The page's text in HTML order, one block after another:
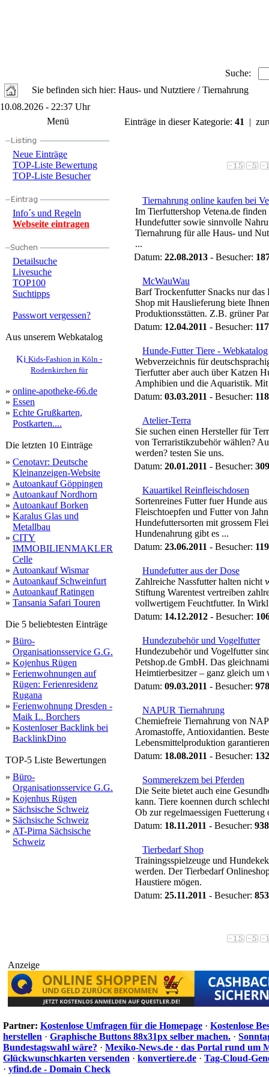
Suche:
Sie befinden sich hier: Haus- und Nutztiere / Tiernahrung
10.08.2026 - 22:37 Uhr
Menü
Neue Einträge
TOP-Liste Bewertung
TOP-Liste Besucher
Info´s und Regeln
Webseite eintragen
Detailsuche
Livesuche
TOP100
Suchtipps
Passwort vergessen?
Aus unserem Webkatalog
Kids-Fashion in Köln -
Rodenkirchen für
» online-apotheke-66.de
» Essen
» Echte Grußkarten,
Postkarten....
Die letzten 10 Einträge
» Cenotavr: Deutsche
Kleinanzeigen-Website
» Autoankauf Göppingen
» Autoankauf Nordhorn
» Autoankauf Borken
» Karalus Glas und
Metallbau
» CITY
IMMOBILIENMAKLER
Celle
» Autoankauf Wismar
» Autoankauf Schweinfurt
» Autoankauf Ratingen
» Tansania Safari Touren
Die 5 beliebtesten Einträge
» Büro-
Organisationsservice G.G.
» Kojenhus Rügen
» Ferienwohnungen auf
Rügen: Ferienresidenz
Rugana
» Ferienwohnung Dresden -
Maik L. Borchers
» Kostenloser Backlink bei
BacklinkDino
TOP-5 Liste Bewertungen
» Büro-
Organisationsservice G.G.
» Kojenhus Rügen
» Sächsische Schweiz
» Sächsische Schweiz
» AT-Pirna Sächsische
Schweiz
Einträge in dieser Kategorie: 41 |
Tiernahrung online kaufen bei
Im Tierfuttershop Vetena.de
Hundefutter sowie sinnvolle
Tiernahrung für alle Haus- und
...
Datum: 22.08.2013 - Besucher:
McWauWau
Barf Trockenfutter Snacks nur
Shop mit Hauslieferung biete
Produktionsstätten. Z.B. grüner
Datum: 12.04.2011 - Besucher:
Hunde-Futter Tiere - Webkatalog
Webverzeichnis für
Tierfutter aber auch über Katzen
Amphibien und die Aquaristik.
Datum: 03.03.2011 - Besucher:
Atelier-Terra
Sie suchen einen Hersteller für
von Terraristikzubehör wählen?
werden? testen Sie uns.
Datum: 20.01.2011 - Besucher:
Kauartikel Reinfleischdosen
Sortenreines Futter fuer Hunde
Fleischtoepfen und Futter von
Hundefuttersorten mit grossem
Hundenahrung gibt es ...
Datum: 23.06.2011 - Besucher:
Hundefutter aus der Dose
Zahlreiche Nassfutter halten nicht
Stiftung Warentest vertreiben
vollwertigem Feuchtfutter. In
Datum: 14.12.2012 - Besucher:
Hundezubehör und Vogelfutter
Hundezubehör und Vogelfutter
Petshop.de GmbH. Das
Heimtierbesitzer – ganz gleich um
Datum: 09.03.2011 - Besucher: 978
NAPUR Tiernahrung
Chemiefreie Tiernahrung von
Aromastoffe, Antioxidantien.
Lebensmittelproduktion
Datum: 18.08.2011 - Besucher:
Sommerekzem bei Pferden
Die Seite bietet auch eine
kann. Tiere koennen durch
Ob zur regelmaessigen
Datum: 18.11.2011 - Besucher: 938
Tierbedarf Shop
Trainingsspielzeuge und
werden. Der Tierbedarf
Haustiere mögen.
Datum: 25.11.2011 - Besucher: 853
Anzeige
Partner: Kostenlose Umfragen für die Homepage · Kostenlose
herstellen · Graphische Buttons 88x31px selber machen. ·
Bundestagswahl wäre? · Mexiko-News.de · das Portal rund um
Glückwunschkarten versenden · konvertiere.de · Tag-Cloud-
· yfind.de - Domain Check